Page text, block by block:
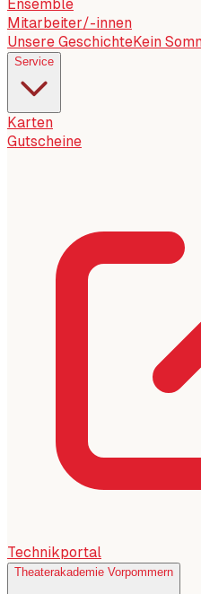
Ensemble
Mitarbeiter/-innen
Unsere GeschichteKein
Service
Karten
Gutscheine
Technikportal
Theaterakademie Vorpommern